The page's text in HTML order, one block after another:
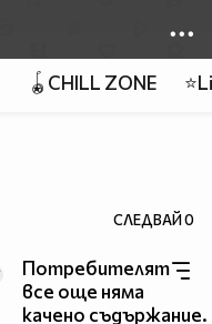
🪀CHILL ZONE
СЛЕДВАЙ0
Потребителят
все още няма
качено съдържание.